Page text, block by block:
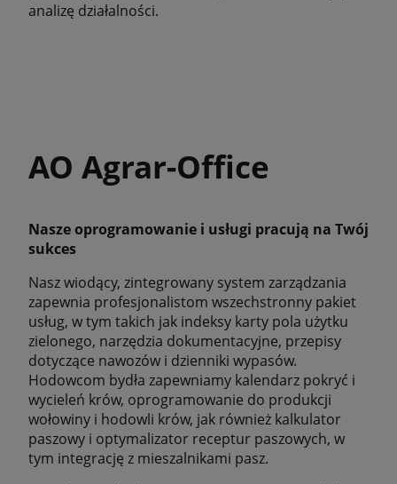
analizę działalności.
AO Agrar-Office
Nasze oprogramowanie i usługi pracują na Twój
sukces
Nasz wiodący, zintegrowany system zarządzania
zapewnia profesjonalistom wszechstronny pakiet
usług, w tym takich jak indeksy karty pola użytku
zielonego, narzędzia dokumentacyjne, przepisy
dotyczące nawozów i dzienniki wypasów.
Hodowcom bydła zapewniamy kalendarz pokryć i
wycieleń krów, oprogramowanie do produkcji
wołowiny i hodowli krów, jak również kalkulator
paszowy i optymalizator receptur paszowych, w
tym integrację z mieszalnikami pasz.